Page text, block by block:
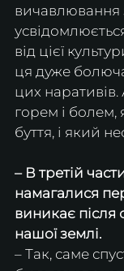
вичавлювання
від цієї
ця дуже
цих
горем і
буття, і який
– В третій
намагалися
виникає
нашої землі.
– Так, саме